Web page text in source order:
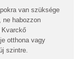
van szüksége
ne habozzon
otthona vagy
szintre.